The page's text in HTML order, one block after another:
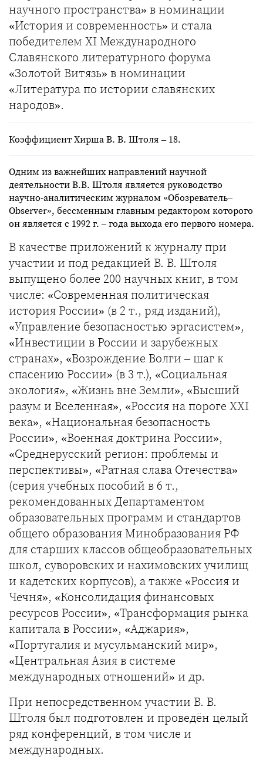
научного пространства» в номинации
«История и современность» и стала
победителем XI Международного
Славянского литературного форума
«Золотой Витязь» в номинации
«Литература по истории славянских
народов».
Коэффициент Хирша В. В. Штоля – 18.
Одним из важнейших направлений научной
деятельности В.В. Штоля является руководство
научно-аналитическим журналом «Обозреватель–
Observer», бессменным главным редактором которого
он является с 1992 г. – года выхода его первого номера.
В качестве приложений к журналу при
участии и под редакцией В. В. Штоля
выпущено более 200 научных книг, в том
числе: «Современная политическая
история России» (в 2 т., ряд изданий),
«Управление безопасностью эргасистем»,
«Инвестиции в России и зарубежных
странах», «Возрождение Волги – шаг к
спасению России» (в 3 т.), «Социальная
экология», «Жизнь вне Земли», «Высший
разум и Вселенная», «Россия на пороге XXI
века», «Национальная безопасность
России», «Военная доктрина России»,
«Среднерусский регион: проблемы и
перспективы», «Ратная слава Отечества»
(серия учебных пособий в 6 т.,
рекомендованных Департаментом
образовательных программ и стандартов
общего образования Минобразования РФ
для старших классов общеобразовательных
школ, суворовских и нахимовских училищ
и кадетских корпусов), а также «Россия и
Чечня», «Консолидация финансовых
ресурсов России», «Трансформация рынка
капитала в России», «Аджария»,
«Португалия и мусульманский мир»,
«Центральная Азия в системе
международных отношений» и др.
При непосредственном участии В. В.
Штоля был подготовлен и проведён целый
ряд конференций, в том числе и
международных.